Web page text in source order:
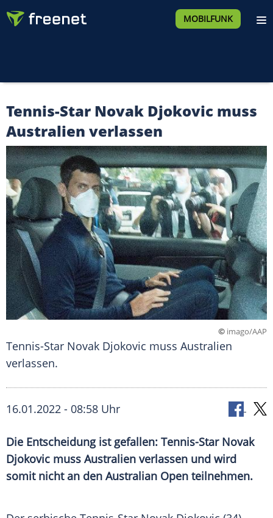
MOBILFUNK
Tennis-Star Novak Djokovic muss
Australien verlassen
© imago/AAP
Tennis-Star Novak Djokovic muss Australien
verlassen.
16.01.2022 - 08:58 Uhr
Die Entscheidung ist gefallen: Tennis-Star Novak
Djokovic muss Australien verlassen und wird
somit nicht an den Australian Open teilnehmen.